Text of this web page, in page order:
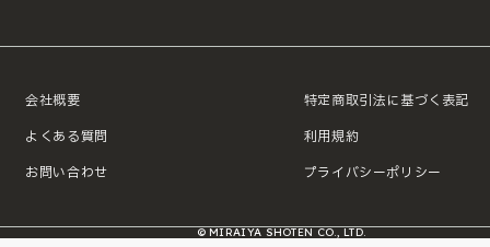
会社概要
よくある質問
お問い合わせ
特定商取引法に基づく表記
利用規約
プライバシーポリシー
© MIRAIYA SHOTEN CO., LTD.